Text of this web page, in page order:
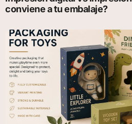
conviene a tu embalaje?